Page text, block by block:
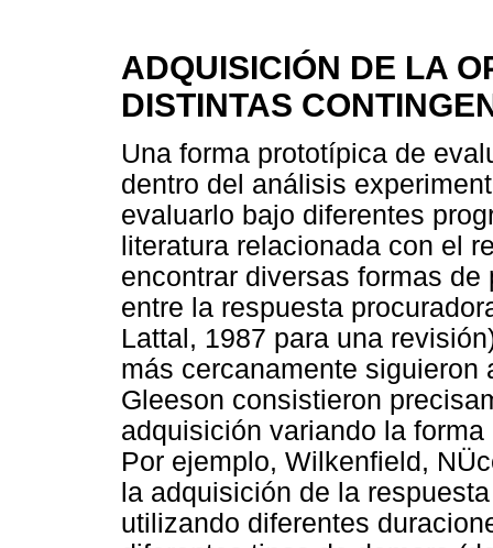
ADQUISICIÓN DE LA
DISTINTAS
Una forma prototípica de
dentro del análisis
evaluarlo bajo diferentes
literatura relacionada con el
encontrar diversas formas
entre la respuesta
Lattal, 1987 para una
más cercanamente
Gleeson consistieron
adquisición variando la
Por ejemplo, Wilkenfield,
la adquisición de la
utilizando diferentes